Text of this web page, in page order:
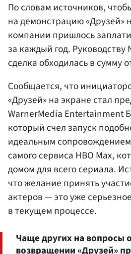
По словам источников,
на демонстрацию «Друзей»
компании пришлось
за каждый год.
сделка обходилась в сумму
Сообщается, что
«Друзей» на экране стал
WarnerMedia Entertainment
который счел запуск
идеальным
самого сервиса HBO Max,
домом для всего сериала.
что желание принять
актеров — это уже
в текущем процессе.
Чаще других на вопросы
возвращении «Друзей»